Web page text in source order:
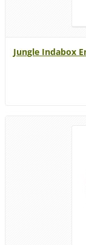
Jungle Indabox